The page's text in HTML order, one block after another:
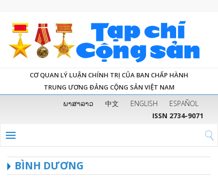
CƠ QUAN LÝ LUẬN CHÍNH TRỊ CỦA BAN CHẤP HÀNH
TRUNG ƯƠNG ĐẢNG CỘNG SẢN VIỆT NAM
ພາສາລາວ 中文 ENGLISH
ESPAÑOL
ISSN 2734-9071
BÌNH DƯƠNG